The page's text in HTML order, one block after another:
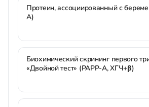
Протеин, ассоциированный с
A)
Биохимический скрининг первого
«Двойной тест» (РАРР-А, ХГЧ+β)